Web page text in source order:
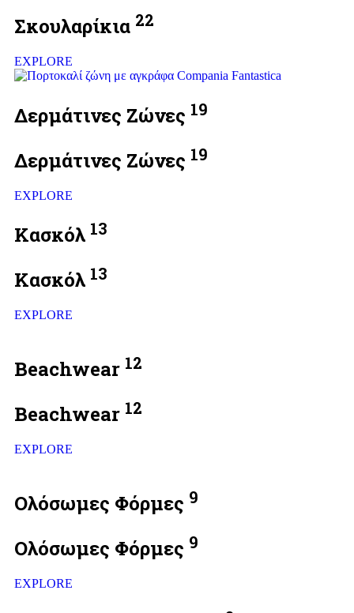
Σκουλαρίκια 22
EXPLORE
Δερμάτινες Ζώνες 19
Δερμάτινες Ζώνες 19
EXPLORE
Κασκόλ 13
Κασκόλ 13
EXPLORE
Beachwear 12
Beachwear 12
EXPLORE
Ολόσωμες Φόρμες 9
Ολόσωμες Φόρμες 9
EXPLORE